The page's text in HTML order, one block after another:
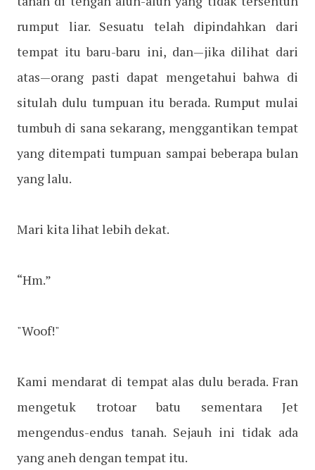
rumput liar. Sesuatu telah dipindahkan dari
tempat itu baru-baru ini, dan—jika dilihat dari
atas—orang pasti dapat mengetahui bahwa di
situlah dulu tumpuan itu berada. Rumput mulai
tumbuh di sana sekarang, menggantikan tempat
yang ditempati tumpuan sampai beberapa bulan
yang lalu.
Mari kita lihat lebih dekat.
“Hm.”
"Woof!"
Kami mendarat di tempat alas dulu berada. Fran
mengetuk trotoar batu sementara Jet
mengendus-endus tanah. Sejauh ini tidak ada
yang aneh dengan tempat itu.